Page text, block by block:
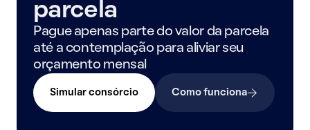
parcela
Pague apenas parte do valor da parcela
até a contemplação para aliviar seu
orçamento mensal
Simular consórcio Como funciona